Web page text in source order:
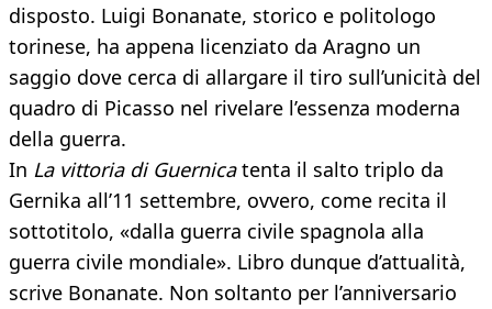
disposto. Luigi Bonanate, storico e politologo
torinese, ha appena licenziato da Aragno un
saggio dove cerca di allargare il tiro sull’unicità del
quadro di Picasso nel rivelare l’essenza moderna
della guerra.
In La vittoria di Guernicatenta il salto triplo da
Gernika all’11 settembre, ovvero, come recita il
sottotitolo, «dalla guerra civile spagnola alla
guerra civile mondiale». Libro dunque d’attualità,
scrive Bonanate. Non soltanto per l’anniversario